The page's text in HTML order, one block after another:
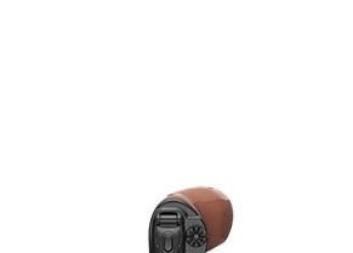
Signia Active Mini IX - Oplaadbaar